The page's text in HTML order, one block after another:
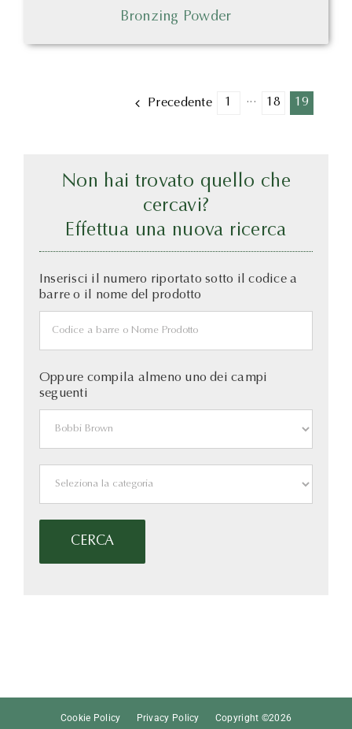
Bronzing Powder
Precedente 1 ··· 18 19
Non hai trovato quello che
cercavi?
Effettua una nuova ricerca
Inserisci il numero riportato sotto il codice a
barre o il nome del prodotto
Oppure compila almeno uno dei campi
seguenti
Cookie Policy Privacy Policy Copyright ©2026